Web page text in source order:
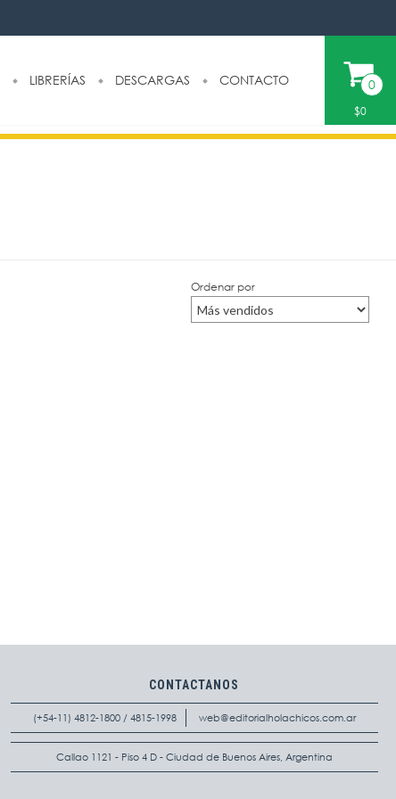
LIBRERÍAS DESCARGAS CONTACTO 0
$0
Ordenar por
CONTACTANOS
(+54-11) 4812-1800 / 4815-1998 web@editorialholachicos.com.ar
Callao 1121 - Piso 4 D - Ciudad de Buenos Aires, Argentina